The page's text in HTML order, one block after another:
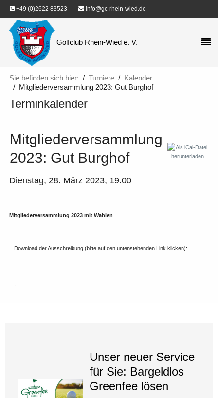
+49 (0)2622 83523 info@gc-rhein-wied.de
Golfclub Rhein-Wied e. V.
Sie befinden sich hier: Turniere
Kalender
Mitgliederversammlung 2023: Gut Burghof
Terminkalender
Mitgliederversammlung
2023: Gut Burghof
Dienstag, 28. März 2023, 19:00
Mitgliederversammlung 2023 mit Wahlen
Download der Ausschreibung (bitte auf den untenstehenden Link klicken):
, ,
Unser neuer Service
für Sie: Bargeldlos
Greenfee lösen